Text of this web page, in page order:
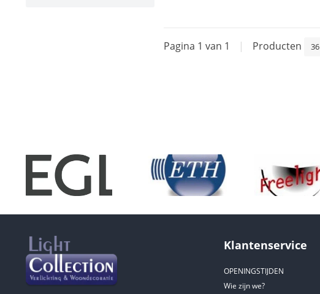
Pagina 1 van 1 | Producten 36
Klantenservice
OPENINGSTIJDEN
Wie zijn we?